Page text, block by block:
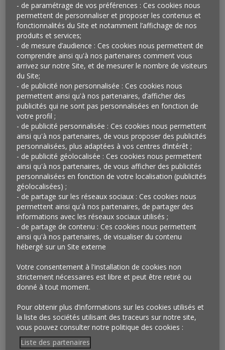
différents fabricants de montres de luxe ne
présentaient pas seulement leurs nouveautés, ils
étaient nombreux à inviter leurs clients à vivre des
expériences uniques. Richard Mille proposait ainsi à ses
acheteurs de participer aux vendanges dans un
vignoble varois et Panerai, d’effectuer une sortie dans
l’océan Pacifique à Moorea, en Polynésie française, aux
côtés du champion du monde d’apnée Guillaume Néry
ou de vivre, pendant deux jours, l’entraînement des
commandants de la marine militaire italienne au bord
de la Méditerranée. La manufacture Roger Dubuis (6
000 montres par an pour un CA de 60 millions d’euros)
avait, elle, imaginé pour ses clients des balades à bord
d’une Lamborghini…
Qu’en penser ?
Aujourd’hui initiées par des marques (très) haut de
gamme, ces suggestions d’expériences (rares) à vivre
pourraient bien, dès demain, être reprises par des
marques plus mainstream tant elles illustrent ce que
les consommateurs attendent désormais des marques.
aussi des moments singuliers qui seront à l’origine
de souvenirs forts.Les moments vécus dans leurs
émotionnels (présence d’œuvres d’art, mise à
disposition de casques de réalité virtuelle, approches
olfactives…) ne suffisent plus toujours. Les marques
doivent aussi, désormais,
- de paramétrage de vos préférences : Ces cookies nous
permettent de personnaliser et proposer les contenus et
fonctionnalités du Site et notamment l’affichage de nos
produits et services;
- de mesure d’audience : Ces cookies nous permettent de
comprendre ainsi qu'à nos partenaires comment vous
arrivez sur notre Site, et de mesurer le nombre de visiteurs
du Site;
- de publicité non personnalisée : Ces cookies nous
permettent ainsi qu'à nos partenaires, d’afficher des
publicités qui ne sont pas personnalisées en fonction de
votre profil ;
- de publicité personnalisée : Ces cookies nous permettent
ainsi qu'à nos partenaires, de vous proposer des publicités
personnalisées, plus adaptées à vos centres d’intérêt ;
- de publicité géolocalisée : Ces cookies nous permettent
ainsi qu'à nos partenaires, de vous afficher des publicités
personnalisées en fonction de votre localisation (publicités
géolocalisées) ;
- de partage sur les réseaux sociaux : Ces cookies nous
permettent ainsi qu'à nos partenaires, de partager des
informations avec les réseaux sociaux utilisés ;
- de partage de contenu : Ces cookies nous permettent
ainsi qu'à nos partenaires, de visualiser du contenu
hébergé sur un Site externe
Votre consentement à l'installation de cookies non
strictement nécessaires est libre et peut être retiré ou
donné à tout moment.
Pour obtenir plus d’informations sur les cookies utilisés et
la liste des sociétés utilisant des traceurs sur notre site,
vous pouvez consulter notre politique des cookies :
Liste des partenaires